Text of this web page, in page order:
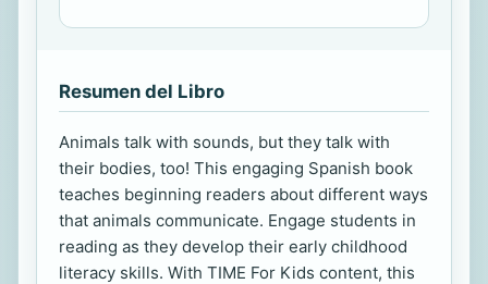
Resumen del Libro
Animals talk with sounds, but they talk with
their bodies, too! This engaging Spanish book
teaches beginning readers about different ways
that animals communicate. Engage students in
reading as they develop their early childhood
literacy skills. With TIME For Kids content, this